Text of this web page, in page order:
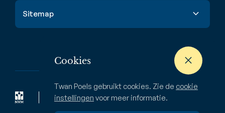
Cookies
Twan Poels gebruikt cookies. Zie de cookie
instellingen voor meer informatie.
Waardebepaling
Verhuur & huur
Zoekopdracht
Sitemap
Nieuwbouw
Bedrijven
Over ons